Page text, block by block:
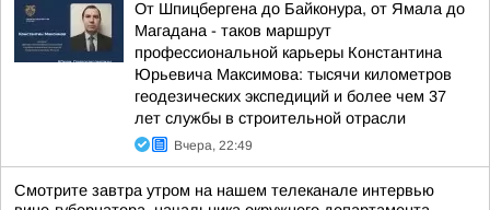
От Шпицбергена до Байконура, от Ямала до
Магадана - таков маршрут
профессиональной карьеры Константина
Юрьевича Максимова: тысячи километров
геодезических экспедиций и более чем 37
лет службы в строительной отрасли
Вчера, 22:49
Смотрите завтра утром на нашем телеканале интервью